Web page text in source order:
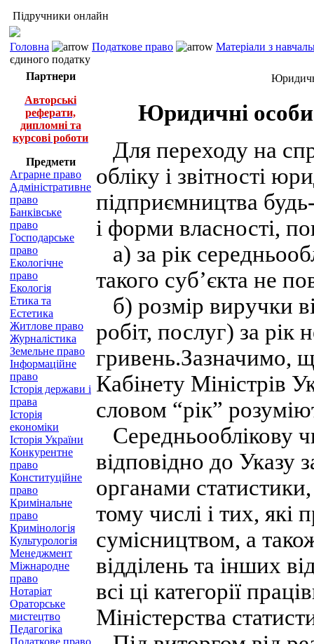
Підручники онлайн
Головна Податкове право
Матеріали з
єдиного податку
Партнери
Авторські
реферати,
дипломні та
курсові роботи
Предмети
Аграрне право
Адміністративне
право
Банківське
право
Господарське
право
Екологічне
право
Екологія
Етика та
Естетика
Житлове право
Журналістика
Земельне право
Інформаційне
право
Історія держави і
права
Історія
економіки
Історія України
Конкурентне
право
Конституційне
право
Кримінальне
право
Кримінологія
Культурологія
Менеджмент
Міжнародне
право
Нотаріат
Ораторське
мистецтво
Педагогіка
Податкове право
Юридичні
Для переходу на
обліку і звітності
підприємництва
і форми власності,
а) за рік
такого суб’єкта не
б) розмір виручки
робіт, послуг) за
гривень.Зазначимо,
Кабінету Міністрів
словом “рік”
Середньооблікову
відповідно до Указу
органами
тому числі і тих, які
сумісництвом, а
відділень та інших
всі ці категорії
Міністерства